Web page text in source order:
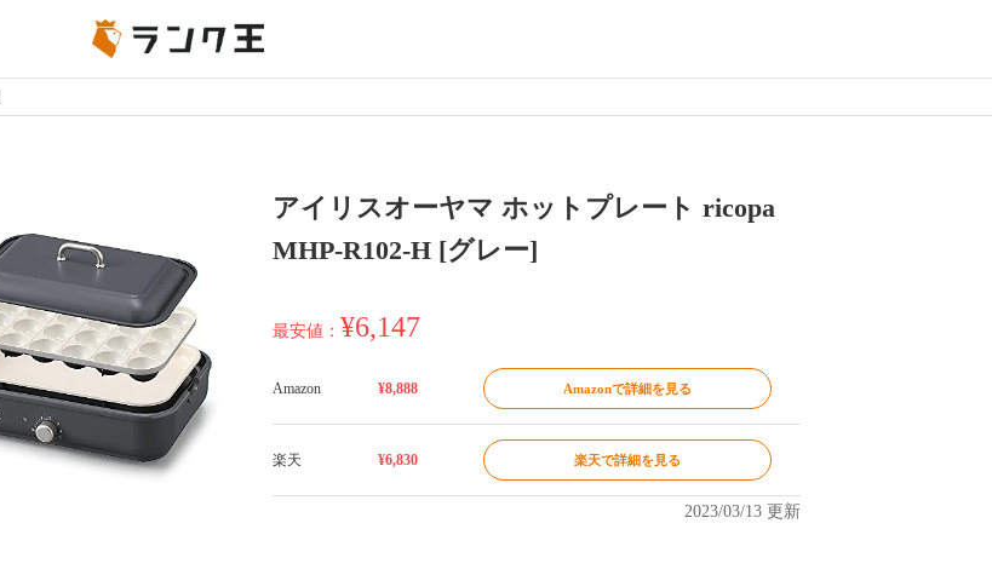
アイリスオーヤマ ホットプレート ricopa
MHP-R102-H [グレー]
最安値： ¥6,147
Amazon ¥8,888 Amazonで詳細を見る
楽天 ¥6,830 楽天で詳細を見る
2023/03/13 更新